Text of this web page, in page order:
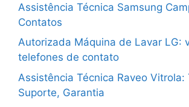
Assistência Técnica Samsung
Contatos
Autorizada Máquina de Lavar LG:
telefones de contato
Assistência Técnica Raveo Vitrola:
Suporte, Garantia